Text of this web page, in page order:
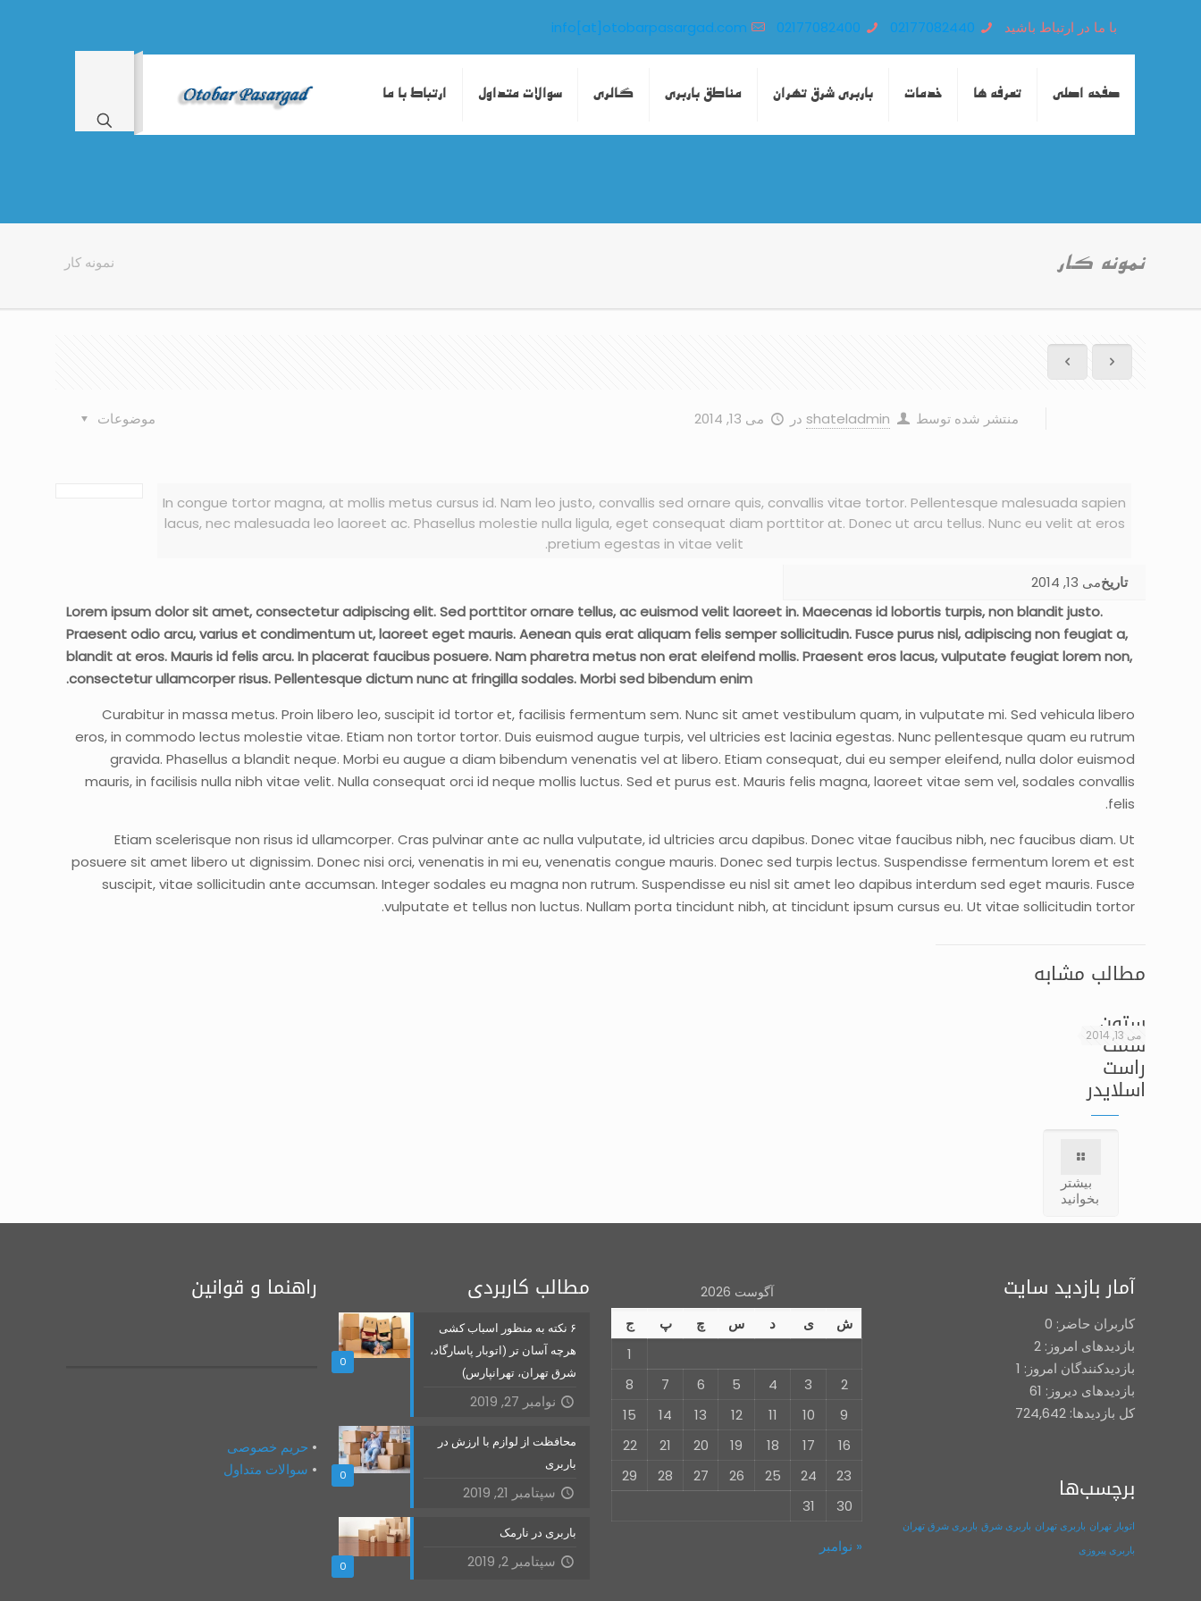
با ما در ارتباط باشید 02177082440
02177082400
info[at]otobarpasargad.com
صفحه اصلی تعرفه ها خدمات باربری شرق تهران مناطق باربری گالری سوالات متداول ارتباط با ما
نمونه کار نمونه کار
منتشر شده توسط shateladmin در می 13, 2014 موضوعات
In congue tortor magna, at mollis metus cursus id. Nam leo justo, convallis sed ornare quis, convallis vitae tortor. Pellentesque malesuada sapien
lacus, nec malesuada leo laoreet ac. Phasellus molestie nulla ligula, eget consequat diam porttitor at. Donec ut arcu tellus. Nunc eu velit at eros
pretium egestas in vitae velit.
تاریخمی 13, 2014
Lorem ipsum dolor sit amet, consectetur adipiscing elit. Sed porttitor ornare tellus, ac euismod velit laoreet in. Maecenas id lobortis turpis, non blandit justo.
Praesent odio arcu, varius et condimentum ut, laoreet eget mauris. Aenean quis erat aliquam felis semper sollicitudin. Fusce purus nisl, adipiscing non feugiat a,
blandit at eros. Mauris id felis arcu. In placerat faucibus posuere. Nam pharetra metus non erat eleifend mollis. Praesent eros lacus, vulputate feugiat lorem non,
consectetur ullamcorper risus. Pellentesque dictum nunc at fringilla sodales. Morbi sed bibendum enim.
Curabitur in massa metus. Proin libero leo, suscipit id tortor et, facilisis fermentum sem. Nunc sit amet vestibulum quam, in vulputate mi. Sed vehicula libero
eros, in commodo lectus molestie vitae. Etiam non tortor tortor. Duis euismod augue turpis, vel ultricies est lacinia egestas. Nunc pellentesque quam eu rutrum
gravida. Phasellus a blandit neque. Morbi eu augue a diam bibendum venenatis vel at libero. Etiam consequat, dui eu semper eleifend, nulla dolor euismod
mauris, in facilisis nulla nibh vitae velit. Nulla consequat orci id neque mollis luctus. Sed et purus est. Mauris felis magna, laoreet vitae sem vel, sodales convallis
felis.
Etiam scelerisque non risus id ullamcorper. Cras pulvinar ante ac nulla vulputate, id ultricies arcu dapibus. Donec vitae faucibus nibh, nec faucibus diam. Ut
posuere sit amet libero ut dignissim. Donec nisi orci, venenatis in mi eu, venenatis congue mauris. Donec sed turpis lectus. Suspendisse fermentum lorem et est
suscipit, vitae sollicitudin ante accumsan. Integer sodales eu magna non rutrum. Suspendisse eu nisl sit amet leo dapibus interdum sed eget mauris. Fusce
vulputate et tellus non luctus. Nullam porta tincidunt nibh, at tincidunt ipsum cursus eu. Ut vitae sollicitudin tortor.
مطالب مشابه
می 13, 2014
ستون
سمت
راست
اسلایدر
بیشتر
بخوانید
آمار بازدید سایت
کاربران حاضر: 0
بازدیدهای امروز: 2
بازدیدکنندگان امروز: 1
بازدیدهای دیروز: 61
کل بازدیدها: 724,642
برچسب‌ها
اتوبار تهران باربری تهران باربری شرق باربری شرق تهران
باربری پیروزی
آگوست 2026
ش ی د س چ پ
ج
1
2
3
4
5
6
7
8
9
10
11
12
13
14
15
16
17
18
19
20
21
22
23
24
25
26
27
28
29
30
31
« نوامبر
مطالب کاربردی
0
۶ نکته به منظور اسباب کشی
هرچه آسان تر (اتوبار پاسارگاد،
شرق تهران، تهرانپارس)
نوامبر 27, 2019
0
محافظت از لوازم با ارزش در
باربری
سپتامبر 21, 2019
0
باربری در نارمک
سپتامبر 2, 2019
راهنما و قوانین
• حریم خصوصی
• سوالات متداول